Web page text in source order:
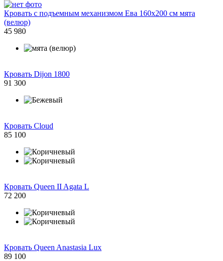
Кровать с подъемным механизмом Ева 160х200 см мята
(велюр)
45 980
Кровать Dijon 1800
91 300
Кровать Cloud
85 100
Кровать Queen II Agata L
72 200
Кровать Queen Anastasia Lux
89 100